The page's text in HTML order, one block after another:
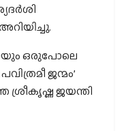
ഒരുപോലെ
ജന്മം’
ജയന്തി